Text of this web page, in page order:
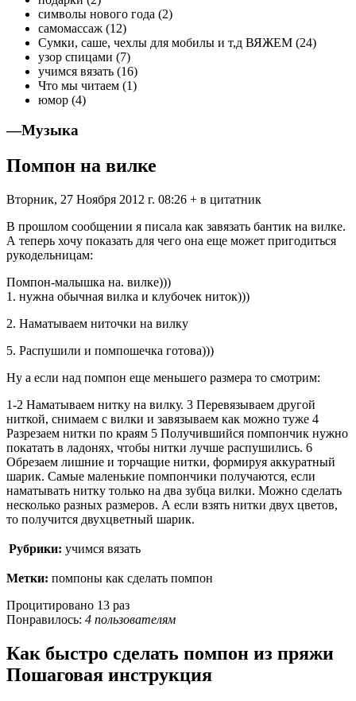
символы нового года (2)
самомассаж (12)
Сумки, саше, чехлы для мобилы и т,д ВЯЖЕМ (24)
узор спицами (7)
учимся вязать (16)
Что мы читаем (1)
юмор (4)
—Музыка
Помпон на вилке
Вторник, 27 Ноября 2012 г. 08:26 + в цитатник
В прошлом сообщении я писала как завязать бантик на вилке.
А теперь хочу показать для чего она еще может пригодиться
рукодельницам:
Помпон-малышка на. вилке)))
1. нужна обычная вилка и клубочек ниток)))
2. Наматываем ниточки на вилку
5. Распушили и помпошечка готова)))
Ну а если над помпон еще меньшего размера то смотрим:
1-2 Наматываем нитку на вилку. 3 Перевязываем другой
ниткой, снимаем с вилки и завязываем как можно туже 4
Разрезаем нитки по краям 5 Получившийся помпончик нужно
покатать в ладонях, чтобы нитки лучше распушились. 6
Обрезаем лишние и торчащие нитки, формируя аккуратный
шарик. Самые маленькие помпончики получаются, если
наматывать нитку только на два зубца вилки. Можно сделать
несколько разных размеров. А если взять нитки двух цветов,
то получится двухцветный шарик.
Рубрики: учимся вязать
Метки: помпоны как сделать помпон
Процитировано 13 раз
Понравилось: 4 пользователям
Как быстро сделать помпон из пряжи
Пошаговая инструкция